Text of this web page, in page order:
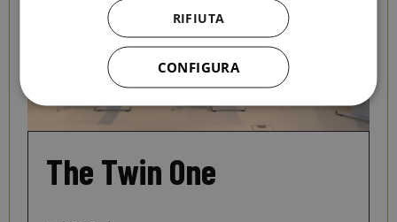
The Twin One
RIFIUTA
CONFIGURA